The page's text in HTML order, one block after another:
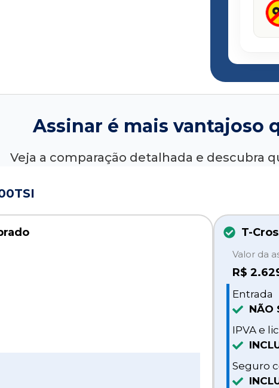
Assinar é mais vantajoso
Veja a comparação detalhada e descubra
T-
Valor da
R$
Entrada
NÃO
IPVA e
Seguro